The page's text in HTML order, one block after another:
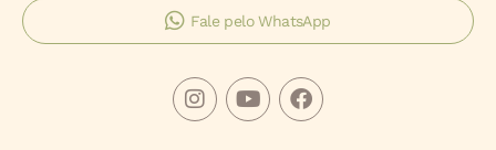
Fale pelo WhatsApp